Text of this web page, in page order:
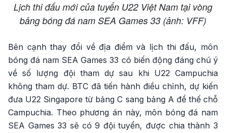
Lịch thi đấu mới của tuyển U22 Việt Nam tại vòng
bảng bóng đá nam SEA Games 33 (ảnh: VFF)
Bên cạnh thay đổi về địa điểm và lịch thi đấu, môn
bóng đá nam SEA Games 33 có biến động đáng chú ý
về số lượng đội tham dự sau khi U22 Campuchia
không tham dự. BTC đã tiến hành điều chỉnh, dự kiến
đưa U22 Singapore từ bảng C sang bảng A để thế chỗ
Campuchia. Theo phương án này, môn bóng đá nam
SEA Games 33 sẽ có 9 đội tuyển, được chia thành 3